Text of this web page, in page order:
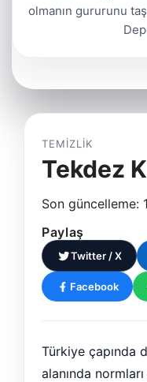
olmanın gururunu
TEMIZLIK
Tekdez
Son güncelleme:
Paylaş
Twitter / X
Facebook
Türkiye çapında
alanında